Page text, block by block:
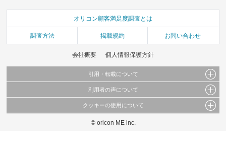
オリコン顧客満足度調査とは
調査方法 掲載規約 お問い合わせ
会社概要 個人情報保護方針
引用・転載について
当サイトで公開されている情報（文字、写真、イラスト、画像データ等）及びこれらの配
これらの情報を権利者の許可なく無断転載・複製などの二次利用を行うことは固く禁じて
利用者の声について
当サイトに掲載している内容はすべてサービスの利用者が提出された見解・感想です。
弊社の見解・ 意見ではないことをご理解いただいた上でご覧ください。
クッキーの使用について
このサイトでは Cookie を使用して、ユーザーに合わせたコンテンツや広告の表示、ソー
© oricon ME inc.